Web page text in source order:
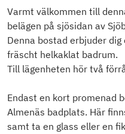
Varmt välkommen till
belägen på sjösidan av
Denna bostad erbjuder
fräscht helkaklat badrum.
Till lägenheten hör två
Endast en kort promenad
Almenäs badplats. Här
samt ta en glass eller en